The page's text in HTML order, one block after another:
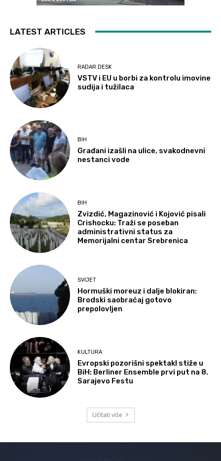
LATEST ARTICLES
RADAR DESK
VSTV i EU u borbi za kontrolu imovine
sudija i tužilaca
BIH
Građani izašli na ulice, svakodnevni
nestanci vode
BIH
Zvizdić, Magazinović i Kojović pisali
Crishocku: Traži se poseban
administrativni status za
Memorijalni centar Srebrenica
SVIJET
Hormuški moreuz i dalje blokiran:
Brodski saobraćaj gotovo
prepolovljen
KULTURA
Evropski pozorišni spektakl stiže u
BiH: Berliner Ensemble prvi put na 8.
Sarajevo Festu
Učitati više